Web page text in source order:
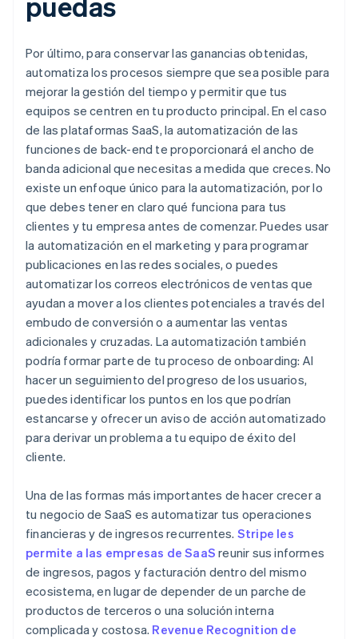
Por último, para conservar las ganancias obtenidas,
automatiza los procesos siempre que sea posible para
mejorar la gestión del tiempo y permitir que tus
equipos se centren en tu producto principal. En el caso
de las plataformas SaaS, la automatización de las
funciones de back-end te proporcionará el ancho de
banda adicional que necesitas a medida que creces. No
existe un enfoque único para la automatización, por lo
que debes tener en claro qué funciona para tus
clientes y tu empresa antes de comenzar. Puedes usar
la automatización en el marketing y para programar
publicaciones en las redes sociales, o puedes
automatizar los correos electrónicos de ventas que
ayudan a mover a los clientes potenciales a través del
embudo de conversión o a aumentar las ventas
adicionales y cruzadas. La automatización también
podría formar parte de tu proceso de onboarding: Al
hacer un seguimiento del progreso de los usuarios,
puedes identificar los puntos en los que podrían
estancarse y ofrecer un aviso de acción automatizado
para derivar un problema a tu equipo de éxito del
cliente.
Una de las formas más importantes de hacer crecer a
tu negocio de SaaS es automatizar tus operaciones
financieras y de ingresos recurrentes. Stripe les
permite a las empresas de SaaSreunir sus informes
de ingresos, pagos y facturación dentro del mismo
ecosistema, en lugar de depender de un parche de
productos de terceros o una solución interna
complicada y costosa. Revenue Recognition de